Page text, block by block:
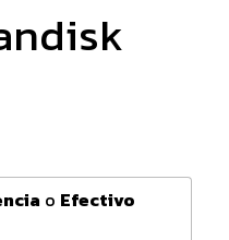
o Efectivo